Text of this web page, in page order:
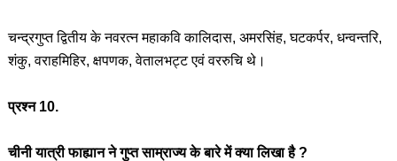
चन्द्रगुप्त द्वितीय के नवरत्न महाकवि कालिदास, अमरसिंह, घटकर्पर, धन्वन्तरि,
शंकु, वराहमिहिर, क्षपणक, वेतालभट्ट एवं वररुचि थे।
प्रश्न 10.
चीनी यात्री फाह्यान ने गुप्त साम्राज्य के बारे में क्या लिखा है ?